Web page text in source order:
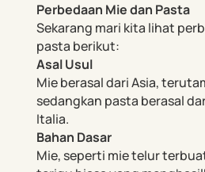
Perbedaan Mie dan Pasta
Sekarang mari kita lihat
pasta berikut:
Asal Usul
Mie berasal dari Asia,
sedangkan pasta berasal
Italia.
Bahan Dasar
Mie, seperti mie telur